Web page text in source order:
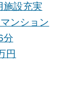
施設充実
ンション
分
円